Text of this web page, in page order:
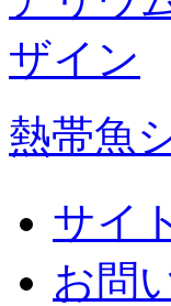
熱帯魚
サイ
お問